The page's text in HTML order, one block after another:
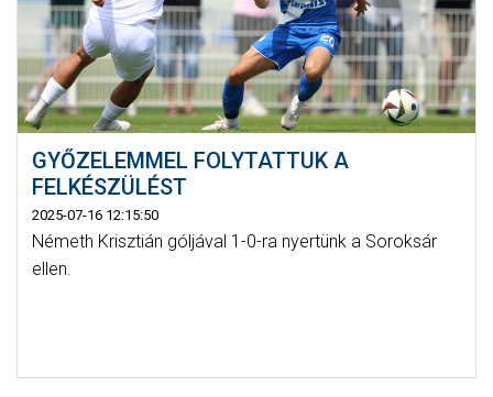
SZURKOLÓI ÉLMÉNYEK
AKKREDITÁCIÓ
GYŐZELEMMEL FOLYTATTUK A
FELKÉSZÜLÉST
2025-07-16 12:15:50
Németh Krisztián góljával 1-0-ra nyertünk a Soroksár
ellen.